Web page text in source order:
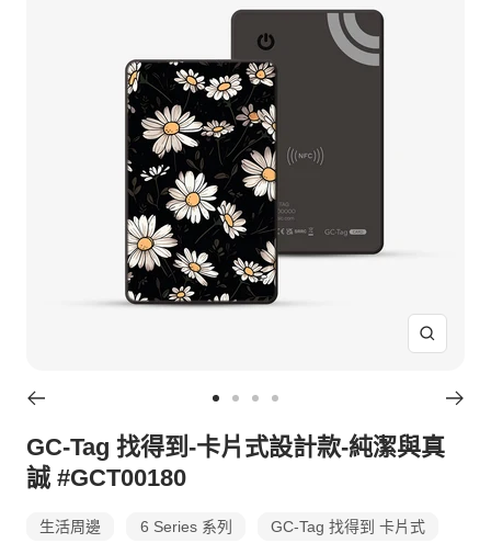
放
to
slide
to
slide
to
slide
to
slide
GC-Tag 找得到-卡片式設計款-純潔與真
誠 #GCT00180
生活周邊 6 Series 系列 GC-Tag 找得到 卡片式